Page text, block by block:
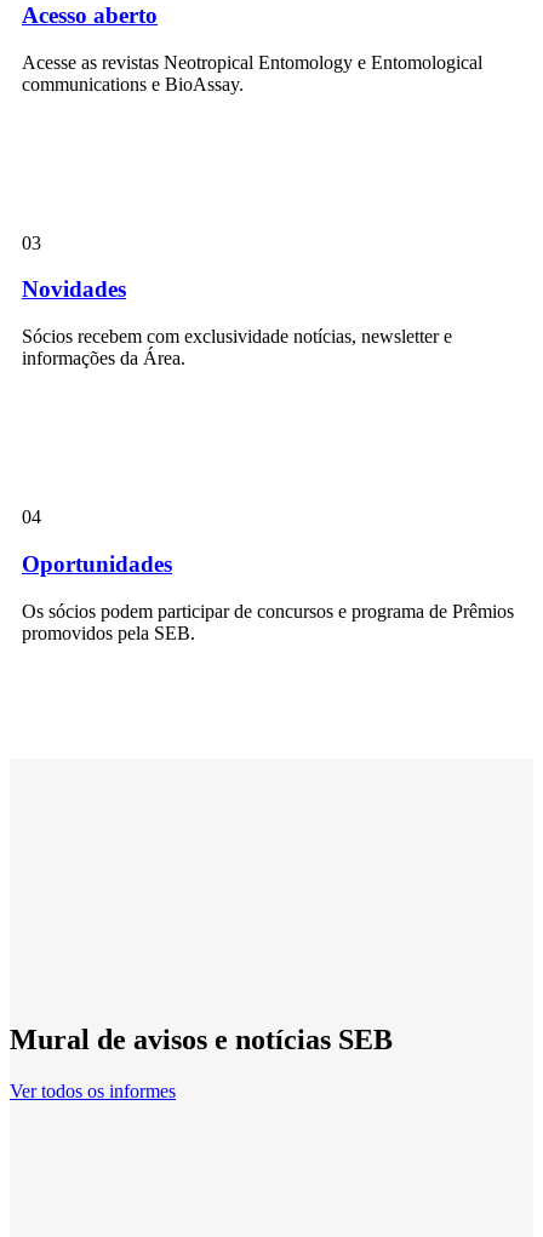
Acesso aberto
Acesse as revistas Neotropical Entomology e Entomological
communications e BioAssay.
03
Novidades
Sócios recebem com exclusividade notícias, newsletter e
informações da Área.
04
Oportunidades
Os sócios podem participar de concursos e programa de Prêmios
promovidos pela SEB.
Mural de avisos e notícias SEB
Ver todos os informes